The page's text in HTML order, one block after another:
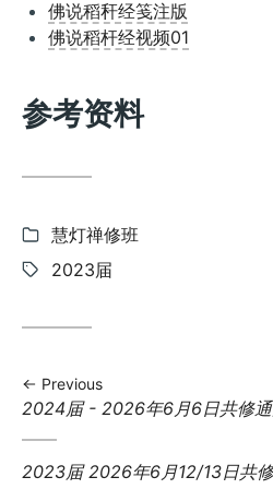
佛说稻秆经笺注版
佛说稻杆经视频01
参考资料
Categories:
慧灯禅修班
Tags:
2023届
Previous
Previous
2024届 - 2026年6月6日共修
Next
2023届 2026年6月12/13日共